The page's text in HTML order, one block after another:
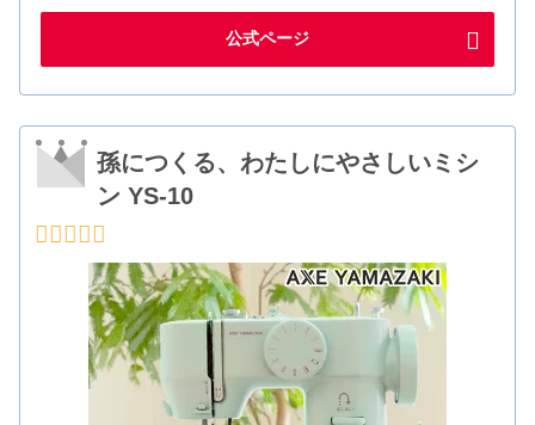
公式ページ
孫につくる、わたしにやさしいミシ
ン YS-10